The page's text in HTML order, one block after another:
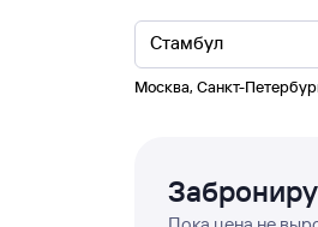
Москва, Санкт-